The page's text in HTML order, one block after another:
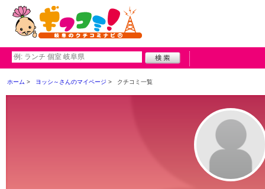
ホーム ヨッシ～さんのマイページ クチコミ一覧